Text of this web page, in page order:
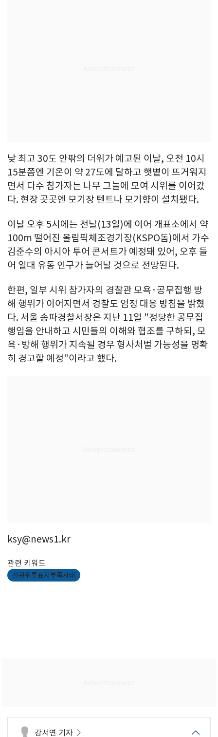
낮 최고 30도 안팎의 더위가 예고된 이날, 오전 10시
15분쯤엔 기온이 약 27도에 달하고 햇볕이 뜨거워지
면서 다수 참가자는 나무 그늘에 모여 시위를 이어갔
다. 현장 곳곳엔 모기장 텐트나 모기향이 설치됐다.
이날 오후 5시에는 전날(13일)에 이어 개표소에서 약
100m 떨어진 올림픽체조경기장(KSPO돔)에서 가수
김준수의 아시아 투어 콘서트가 예정돼 있어, 오후 들
어 일대 유동 인구가 늘어날 것으로 전망된다.
한편, 일부 시위 참가자의 경찰관 모욕·공무집행 방
해 행위가 이어지면서 경찰도 엄정 대응 방침을 밝혔
다. 서울 송파경찰서장은 지난 11일 "정당한 공무집
행임을 안내하고 시민들의 이해와 협조를 구하되, 모
욕·방해 행위가 지속될 경우 형사처벌 가능성을 명확
히 경고할 예정"이라고 했다.
ksy@news1.kr
관련 키워드
선관위투표지부족사태
강서연 기자